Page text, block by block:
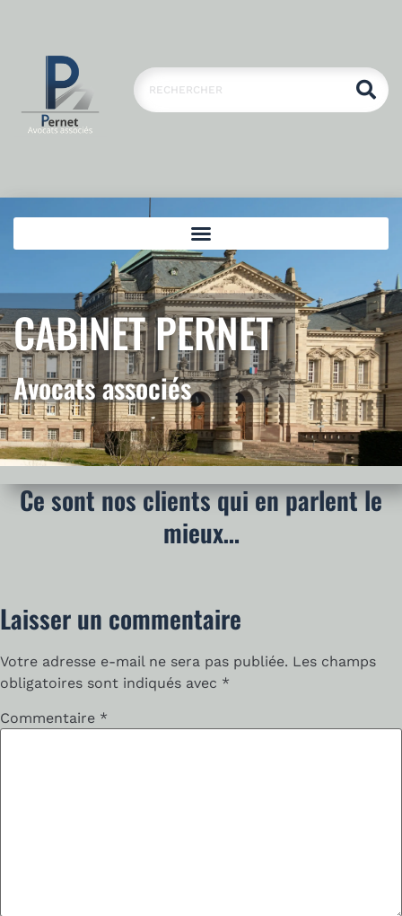
CABINET PERNET
Avocats associés
Ce sont nos clients qui en parlent le
mieux…
Laisser un commentaire
Votre adresse e-mail ne sera pas publiée. Les champs
obligatoires sont indiqués avec *
Commentaire *